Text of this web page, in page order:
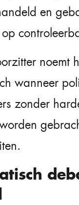
en
noemt
wanneer
zonder